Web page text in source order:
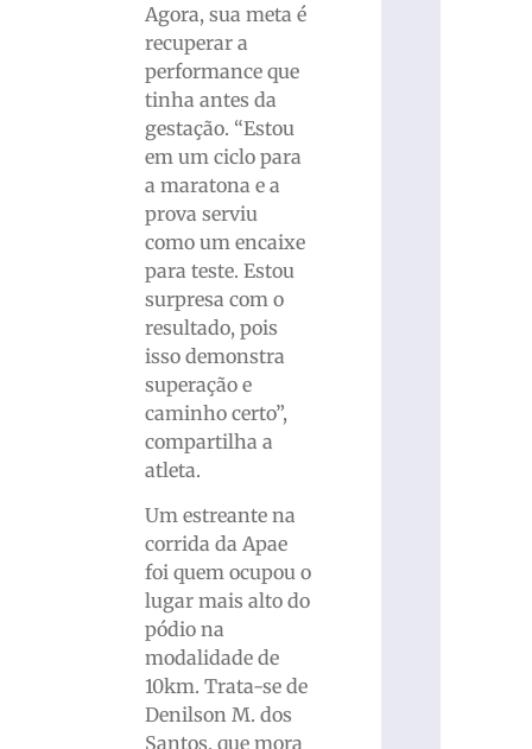
Agora, sua meta é
recuperar a
performance que
tinha antes da
gestação. “Estou
em um ciclo para
a maratona e a
prova serviu
como um encaixe
para teste. Estou
surpresa com o
resultado, pois
isso demonstra
superação e
caminho certo”,
compartilha a
atleta.
Um estreante na
corrida da Apae
foi quem ocupou o
lugar mais alto do
pódio na
modalidade de
10km. Trata-se de
Denilson M. dos
Santos, que mora